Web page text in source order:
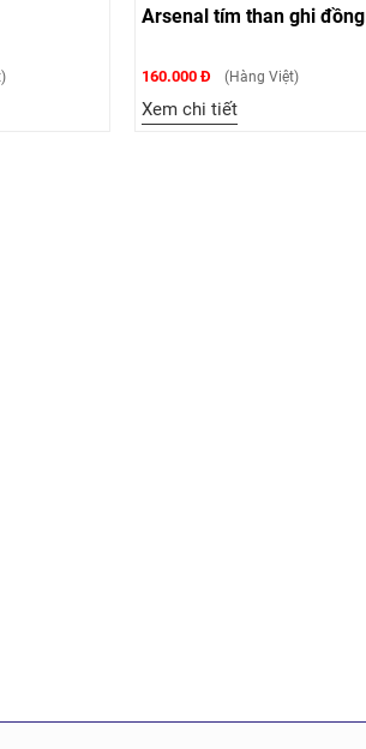
Arsenal tím than ghi đồng
160.000 Đ (Hàng Việt)
Xem chi tiết